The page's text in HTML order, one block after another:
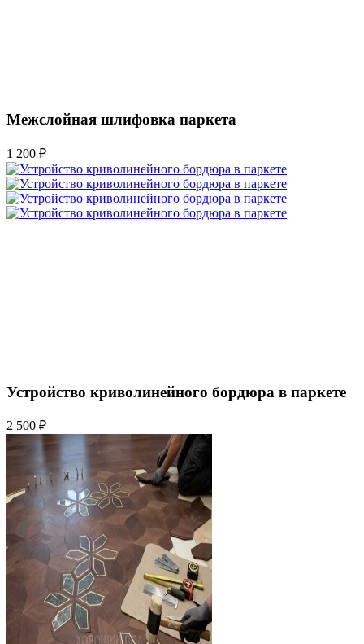
Межслойная шлифовка паркета
1 200 ₽
Устройство криволинейного бордюра в паркете
2 500 ₽